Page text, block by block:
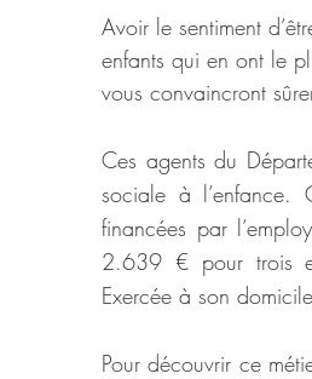
Avoir le sentiment
enfants qui en ont le
vous convaincront
Ces agents du
sociale à l’enfance.
financées par
2.639 € pour trois
Exercée à son
Pour découvrir ce